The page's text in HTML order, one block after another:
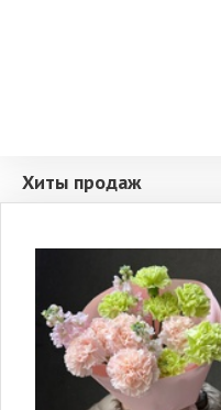
Хиты продаж